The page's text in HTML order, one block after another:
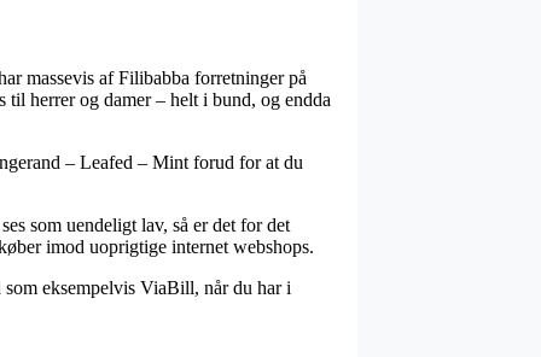
massevis af Filibabba forretninger på
herrer og damer – helt i bund, og endda
– Leafed – Mint forud for at du
som uendeligt lav, så er det for det
imod uoprigtige internet webshops.
eksempelvis ViaBill, når du har i